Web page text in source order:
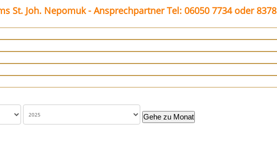
St. Joh. Nepomuk - Ansprechpartner Tel: 06050 7734 oder 8378
Gehe zu Monat